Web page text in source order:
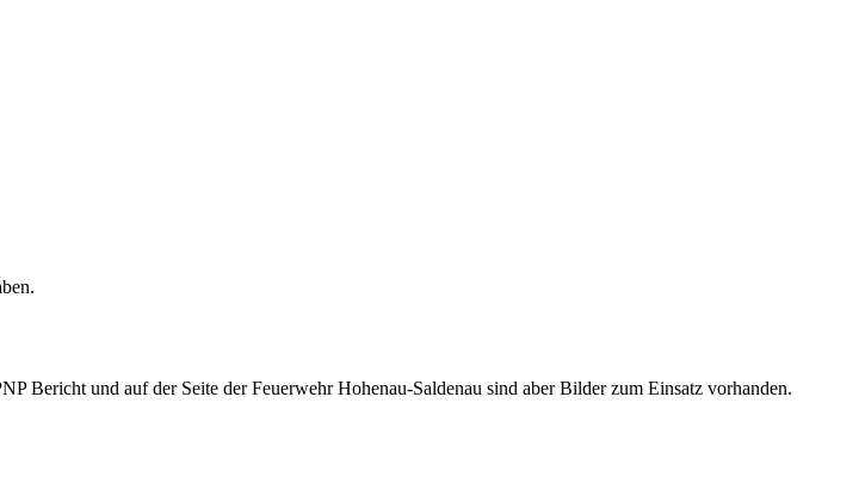
Bericht und auf der Seite der Feuerwehr Hohenau-Saldenau sind aber Bilder zum Einsatz vorhanden.